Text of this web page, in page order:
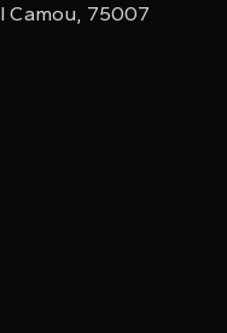
Camou, 75007